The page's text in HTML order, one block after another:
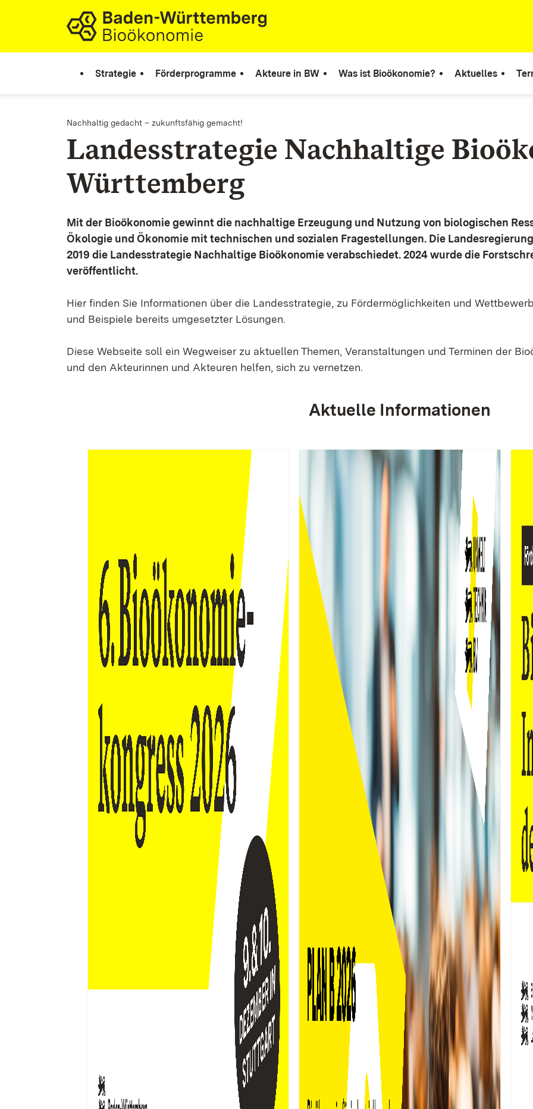
Zum Inhalt springen
Link zur Startseite
Strategie Förderprogramme Akteure in BW Was ist Bioökonomie? Aktuelles
Nachhaltig gedacht – zukunftsfähig gemacht!
Landesstrategie Nachhaltige
Württemberg
Mit der Bioökonomie gewinnt die nachhaltige Erzeugung und Nutzung von biologischen
Ökologie und Ökonomie mit technischen und sozialen Fragestellungen. Die
2019 die Landesstrategie Nachhaltige Bioökonomie verabschiedet. 2024 wurde die
veröffentlicht.
Hier finden Sie Informationen über die Landesstrategie, zu Fördermöglichkeiten und
und Beispiele bereits umgesetzter Lösungen.
Diese Webseite soll ein Wegweiser zu aktuellen Themen, Veranstaltungen und Terminen der
und den Akteurinnen und Akteuren helfen, sich zu vernetzen.
Aktuelle Informationen